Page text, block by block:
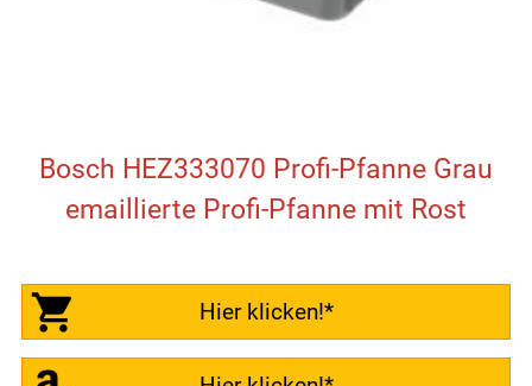
Bosch HEZ333070 Profi-Pfanne Grau
emaillierte Profi-Pfanne mit Rost
Hier klicken!*